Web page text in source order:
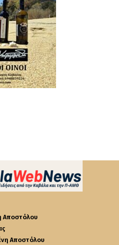
Αποστόλου
Αποστόλου